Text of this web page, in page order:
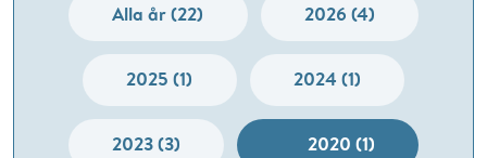
Alla år (22) 2026 (4)
2025 (1) 2024 (1)
2023 (3) 2020 (1)